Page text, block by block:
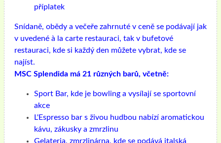
příplatek
Snídaně, obědy a večeře zahrnuté v ceně se podávají jak
v uvedené à la carte restauraci, tak v bufetové
restauraci, kde si každý den můžete vybrat, kde se
najíst.
MSC Splendida má 21 různých barů, včetně:
Sport Bar, kde je bowling a vysílají se sportovní
akce
L'Espresso bar s živou hudbou nabízí aromatickou
kávu, zákusky a zmrzlinu
Gelateria, zmrzlinárna, kde se podává italská